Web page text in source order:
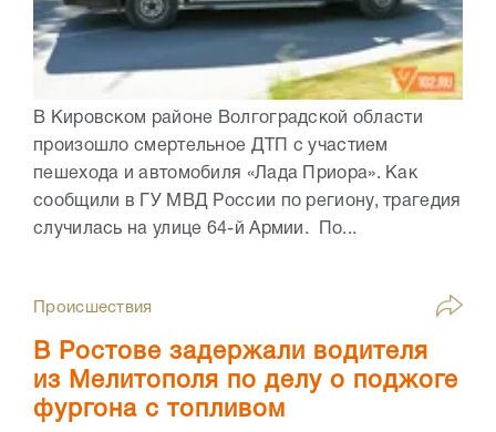
В Кировском районе Волгоградской области
произошло смертельное ДТП с участием
пешехода и автомобиля «Лада Приора». Как
сообщили в ГУ МВД России по региону, трагедия
случилась на улице 64-й Армии. По...
Происшествия
В Ростове задержали водителя
из Мелитополя по делу о поджоге
фургона с топливом